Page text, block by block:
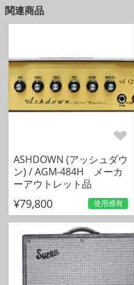
関連商品
ASHDOWN (アッシュダウ
ン) / AGM-484H メーカ
ーアウトレット品
¥79,800 使用感有